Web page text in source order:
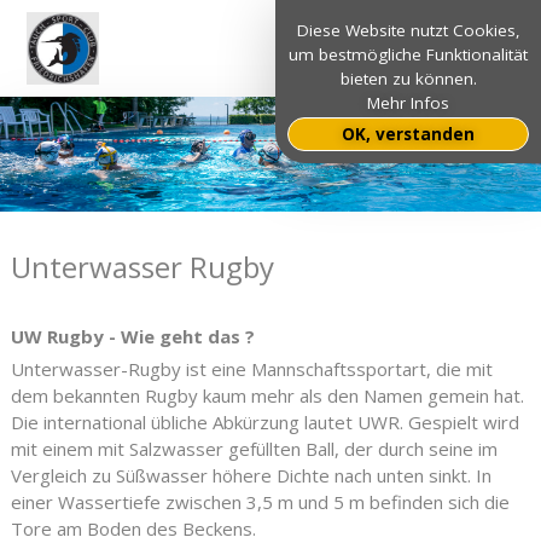
Unterwasser Rugby
UW Rugby - Wie geht das ?
Unterwasser-Rugby ist eine Mannschaftssportart, die mit
dem bekannten Rugby kaum mehr als den Namen gemein hat.
Die international übliche Abkürzung lautet UWR. Gespielt wird
mit einem mit Salzwasser gefüllten Ball, der durch seine im
Vergleich zu Süßwasser höhere Dichte nach unten sinkt. In
einer Wassertiefe zwischen 3,5 m und 5 m befinden sich die
Tore am Boden des Beckens.
Diese Website nutzt Cookies,
um bestmögliche Funktionalität
bieten zu können.
Mehr Infos
OK, verstanden